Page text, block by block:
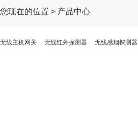
您现在的位置 > 产品中心
无线主机网关 无线红外探测器 无线感烟探测器